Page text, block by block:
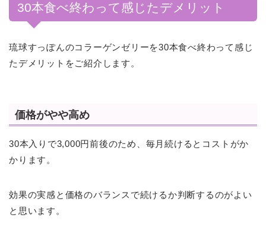
30本食べ終わって感じたデメリット
琉球すっぽんのコラーゲンゼリーを30本食べ終わって感じ
たデメリットをご紹介します。
価格がやや高め
30本入りで3,000円前後のため、毎月続けるとコストがか
かります。
効果の実感と価格のバランスで続けるか判断するのがよい
と思います。